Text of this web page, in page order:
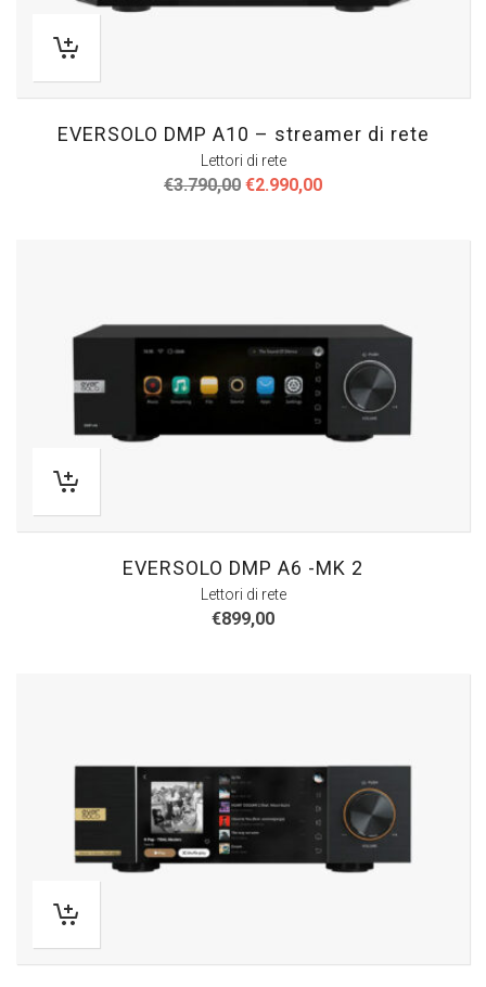
EVERSOLO DMP A10 – streamer di rete
Lettori di rete
€3.790,00 Il
€2.990,00Il
EVERSOLO DMP A6 -MK 2
Lettori di rete
€899,00